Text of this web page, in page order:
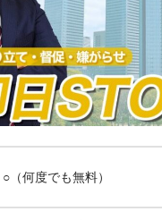
○（何度でも無料）